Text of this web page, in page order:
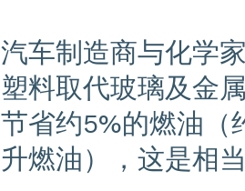
汽车制造商与化学
塑料取代玻璃及金
节省约5%的燃油（
升燃油），这是相当